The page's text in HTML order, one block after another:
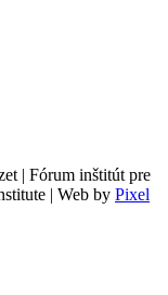
| Fórum inštitút pre
| Web by Pixel